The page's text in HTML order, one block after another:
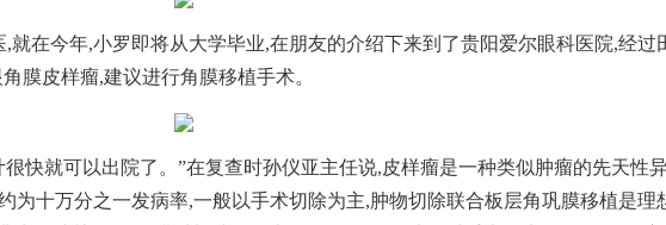
就在今年,小罗即将从大学毕业,在朋友的介绍下来到了贵阳爱尔眼科医院,经过
膜皮样瘤,建议进行角膜移植手术。
快就可以出院了。”在复查时孙仪亚主任说,皮样瘤是一种类似肿瘤的先天性
为十万分之一发病率,一般以手术切除为主,肿物切除联合板层角巩膜移植是理